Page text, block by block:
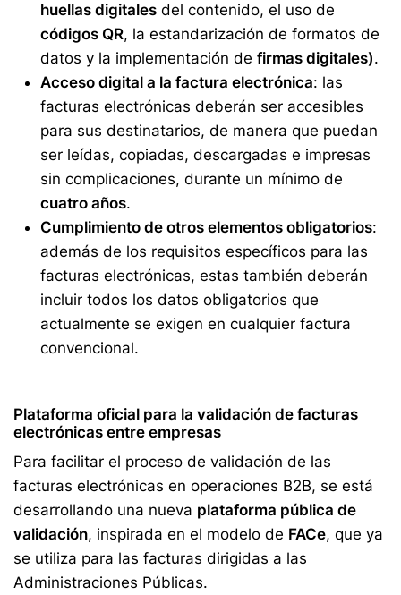
huellas digitales del contenido, el uso de
códigos QR, la estandarización de formatos de
datos y la implementación de firmas digitales).
Acceso digital a la factura electrónica: las
facturas electrónicas deberán ser accesibles
para sus destinatarios, de manera que puedan
ser leídas, copiadas, descargadas e impresas
sin complicaciones, durante un mínimo de
cuatro años.
Cumplimiento de otros elementos obligatorios:
además de los requisitos específicos para las
facturas electrónicas, estas también deberán
incluir todos los datos obligatorios que
actualmente se exigen en cualquier factura
convencional.
Plataforma oficial para la validación de facturas
electrónicas entre empresas
Para facilitar el proceso de validación de las
facturas electrónicas en operaciones B2B, se está
desarrollando una nueva plataforma pública de
validación, inspirada en el modelo de FACe, que ya
se utiliza para las facturas dirigidas a las
Administraciones Públicas.